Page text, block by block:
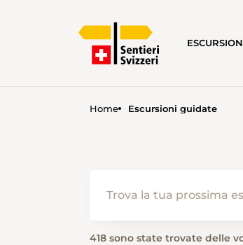
Home Escursioni guidate
418 sono state trovate delle